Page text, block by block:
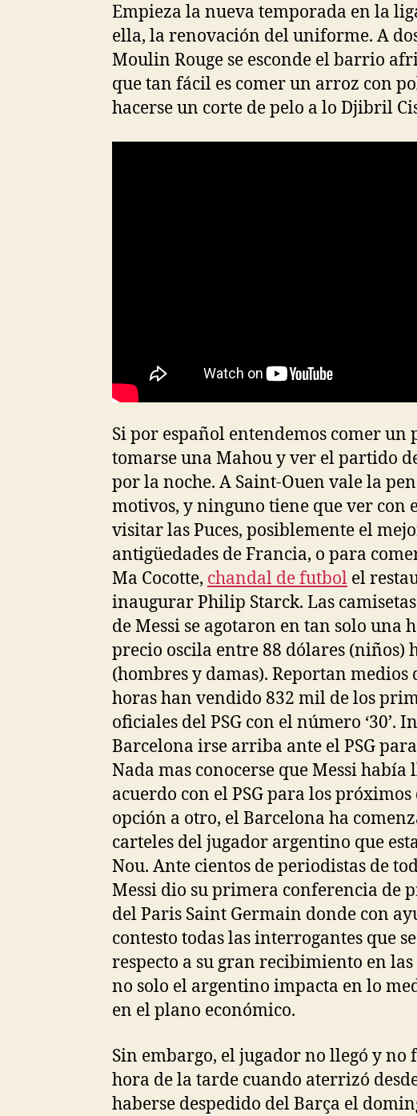
Empieza la nueva temporada en la
ella, la renovación del uniforme. A
Moulin Rouge se esconde el barrio
que tan fácil es comer un arroz con
hacerse un corte de pelo a lo Djibril
Si por español entendemos comer un
tomarse una Mahou y ver el partido
por la noche. A Saint-Ouen vale la
motivos, y ninguno tiene que ver con
visitar las Puces, posiblemente el
antigüedades de Francia, o para
Ma Cocotte, chandal de futbol el
inaugurar Philip Starck. Las
de Messi se agotaron en tan solo una
precio oscila entre 88 dólares (niños)
(hombres y damas). Reportan medios
horas han vendido 832 mil de los
oficiales del PSG con el número ‘30’.
Barcelona irse arriba ante el PSG
Nada mas conocerse que Messi había
acuerdo con el PSG para los próximos
opción a otro, el Barcelona ha
carteles del jugador argentino que
Nou. Ante cientos de periodistas de
Messi dio su primera conferencia de
del Paris Saint Germain donde con
contesto todas las interrogantes que
respecto a su gran recibimiento en
no solo el argentino impacta en lo
en el plano económico.
Sin embargo, el jugador no llegó y no
hora de la tarde cuando aterrizó
haberse despedido del Barça el